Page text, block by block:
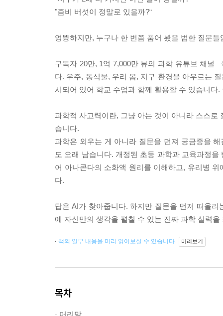
"좀비 버섯이 정말로 있을까?“
엉뚱하지만, 누구나 한 번쯤 품어 봤을 법한 질문
구독자 20만, 1억 7,000만 뷰의 과학 유튜브 채널
다. 우주, 동식물, 우리 몸, 지구 환경을 아우르는
시되어 있어 학교 수업과 함께 활용할 수 있습니다
과학적 사고력이란, 그냥 아는 것이 아니라 스스
습니다.
과학은 외우는 게 아니라 질문을 던져 궁금증을
도 오래 남습니다. 개정된 초등 과학과 교육과정
어 아나콘다의 소화액 원리를 이해하고, 유리병
다.
답은 AI가 찾아줍니다. 하지만 질문을 먼저 떠올
에 자신만의 생각을 펼칠 수 있는 진짜 과학 실력을
책의 일부 내용을 미리 읽어보실 수 있습니다. 미리보기
목차
· 머리말